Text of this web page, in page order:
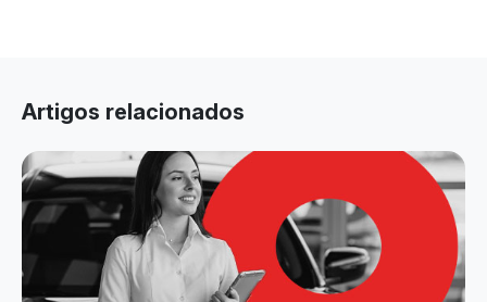
Artigos relacionados